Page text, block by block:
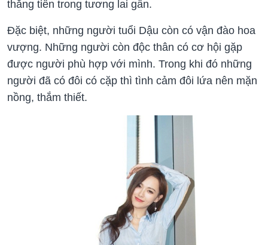
thăng tiến trong tương lai gần.
Đặc biệt, những người tuổi Dậu còn có vận đào hoa
vượng. Những người còn độc thân có cơ hội gặp
được người phù hợp với mình. Trong khi đó những
người đã có đôi có cặp thì tình cảm đôi lứa nên mặn
nồng, thắm thiết.